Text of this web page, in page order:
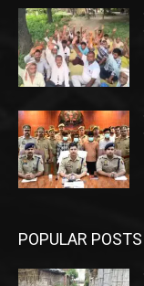
POPULAR POSTS